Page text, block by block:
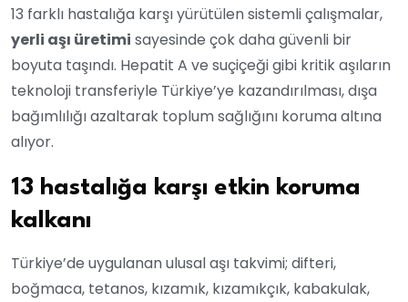
13 farklı hastalığa karşı yürütülen sistemli çalışmalar,
yerli aşı üretimi sayesinde çok daha güvenli bir
boyuta taşındı. Hepatit A ve suçiçeği gibi kritik aşıların
teknoloji transferiyle Türkiye’ye kazandırılması, dışa
bağımlılığı azaltarak toplum sağlığını koruma altına
alıyor.
13 hastalığa karşı etkin koruma
kalkanı
Türkiye’de uygulanan ulusal aşı takvimi; difteri,
boğmaca, tetanos, kızamık, kızamıkçık, kabakulak,